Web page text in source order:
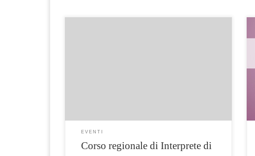
EVENTI
Corso regionale di Interprete di